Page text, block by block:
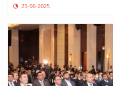
25-06-2025